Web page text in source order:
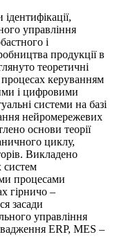
управління
і
продукції в
теоретичні
процесах керуванням
і цифровими
системи на базі
нейромережевих
основи теорії
циклу,
Викладено
систем
процесами
гірничо –
засади
управління
ERP, MES –